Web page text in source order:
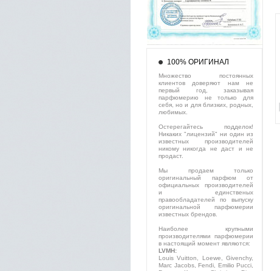
100% ОРИГИНАЛ
Множество постоянных
клиентов доверяют нам не
первый год, заказывая
парфюмерию не только для
себя, но и для близких, родных,
любимых.
Остерегайтесь подделок!
Никаких "лицензий" ни один из
известных производителей
никому никогда не даст и не
продаст.
Мы продаем только
оригинальный парфюм от
официальных производителей
и единственых
правообладателей по выпуску
оригинальной парфюмерии
известных брендов.
Наиболее крупными
производителями парфюмерии
в настоящий момент являются:
LVMH:
Louis Vuitton, Loewe, Givenchy,
Marc Jacobs, Fendi, Emilio Pucci,